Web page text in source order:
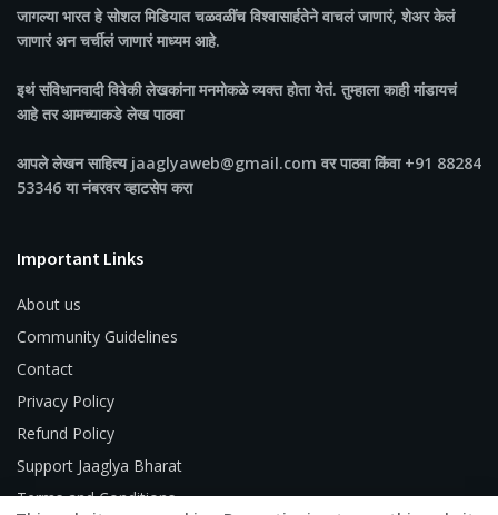
जागल्या भारतहे सोशल मिडियात चळवळींच विश्वासार्हतेने वाचलं जाणारं, शेअर केलं
जाणारं अन चर्चीलं जाणारं माध्यम आहे.
इथं संविधानवादी विवेकी लेखकांना मनमोकळे व्यक्त होता येतं. तुम्हाला काही मांडायचं
आहे तर आमच्याकडे लेख पाठवा
आपले लेखन साहित्य jaaglyaweb@gmail.com वर पाठवा किंवा +91 88284
53346 या नंबरवर व्हाटसेप करा
Important Links
About us
Community Guidelines
Contact
Privacy Policy
Refund Policy
Support Jaaglya Bharat
Terms and Conditions